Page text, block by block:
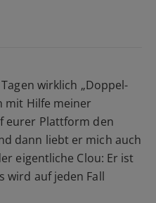
wirklich „Doppel-
mit Hilfe meiner
eurer Plattform den
dann liebt er mich auch
eigentliche Clou: Er ist
wird auf jeden Fall